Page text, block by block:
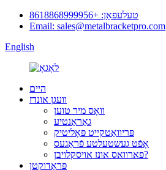
טעלעפאָן: +8618868999956
Email: sales@metalbracketpro.com
English
היים
וועגן אונדז
וואָס מיר טוען
גאַראַנטיע
פּריוואַטקייט פּאָליטיק
אָפֿט געשטעלטע פֿראַגעס
פארוואס אונז אויסקלויבן?
פּראָדוקטן